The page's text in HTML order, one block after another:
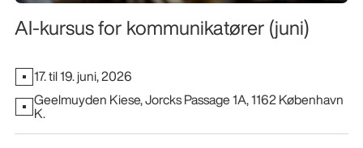
AI-kursus for kommunikatører (juni)
17. til 19. juni, 2026
Geelmuyden Kiese, Jorcks Passage 1A, 1162 København
K.